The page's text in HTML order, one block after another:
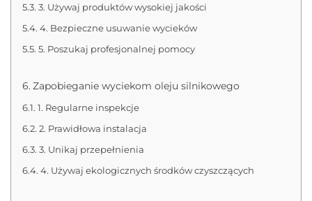
3. Używaj produktów wysokiej jakości
4. Bezpieczne usuwanie wycieków
5. Poszukaj profesjonalnej pomocy
Zapobieganie wyciekom oleju silnikowego
1. Regularne inspekcje
2. Prawidłowa instalacja
3. Unikaj przepełnienia
4. Używaj ekologicznych środków czyszczących